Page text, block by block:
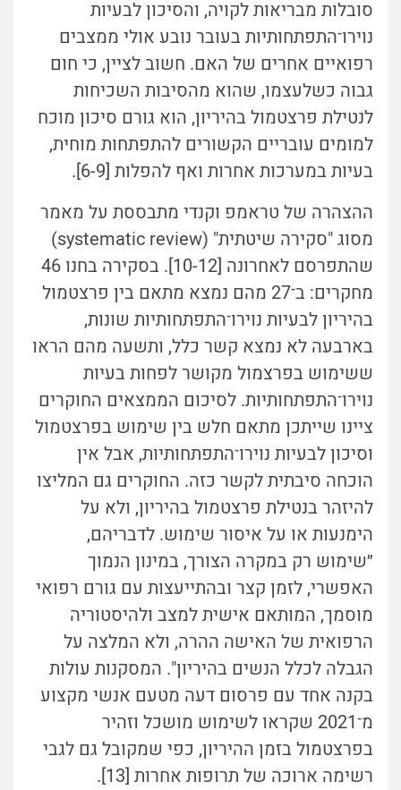
סובלות מבריאות לקויה, והסיכון לבעיות
נוירו־התפתחותיות בעובר נובע אולי ממצבים
רפואיים אחרים של האם. חשוב לציין, כי חום
גבוה כשלעצמו, שהוא מהסיבות השכיחות
לנטילת פרצטמול בהיריון, הוא גורם סיכון מוכח
למומים עובריים הקשורים להתפתחות מוחית,
בעיות במערכות אחרות ואף להפלות [6-9].
ההצהרה של טראמפ וקנדי מתבססת על מאמר
מסוג "סקירה שיטתית" (systematic review)
שהתפרסם לאחרונה [10-12]. בסקירה בחנו 46
מחקרים: ב־27 מהם נמצא מתאם בין פרצטמול
בהיריון לבעיות נוירו־התפתחותיות שונות,
בארבעה לא נמצא קשר כלל, ותשעה מהם הראו
ששימוש בפרצמול מקושר לפחות בעיות
נוירו־התפתחותיות. לסיכום הממצאים החוקרים
ציינו שייתכן מתאם חלש בין שימוש בפרצטמול
וסיכון לבעיות נוירו־התפתחותיות, אבל אין
הוכחה סיבתית לקשר כזה. החוקרים גם המליצו
להיזהר בנטילת פרצטמול בהיריון, ולא על
הימנעות או על איסור שימוש. לדבריהם,
״שימוש רק במקרה הצורך, במינון הנמוך
האפשרי, לזמן קצר ובהתייעצות עם גורם רפואי
מוסמך, המותאם אישית למצב ולהיסטוריה
הרפואית של האישה ההרה, ולא המלצה על
הגבלה לכלל הנשים בהיריון". המסקנות עולות
בקנה אחד עם פרסום דעה מטעם אנשי מקצוע
מ־2021 שקראו לשימוש מושכל וזהיר
בפרצטמול בזמן ההיריון, כפי שמקובל גם לגבי
רשימה ארוכה של תרופות אחרות [13].